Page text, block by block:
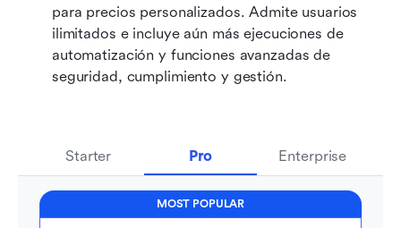
para precios personalizados. Admite usuarios
ilimitados e incluye aún más ejecuciones de
automatización y funciones avanzadas de
seguridad, cumplimiento y gestión.
Starter Pro Enterprise
MOST POPULAR